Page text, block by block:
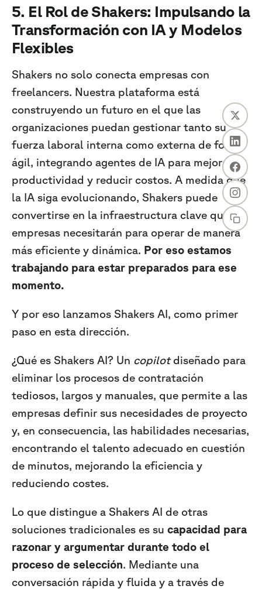
5. El Rol de Shakers: Impulsando la
Transformación con IA y Modelos
Flexibles
Shakers no solo conecta empresas con
freelancers. Nuestra plataforma está
construyendo un futuro en el que las
organizaciones puedan gestionar tanto su
fuerza laboral interna como externa de forma
ágil, integrando agentes de IA para mejorar la
productividad y reducir costos. A medida que
la IA siga evolucionando, Shakers puede
convertirse en la infraestructura clave que las
empresas necesitarán para operar de manera
más eficiente y dinámica. Por eso estamos
trabajando para estar preparados para ese
momento.
Y por eso lanzamos Shakers AI, como primer
paso en esta dirección.
¿Qué es Shakers AI? Un copilotdiseñado para
eliminar los procesos de contratación
tediosos, largos y manuales, que permite a las
empresas definir sus necesidades de proyecto
y, en consecuencia, las habilidades necesarias,
encontrando el talento adecuado en cuestión
de minutos, mejorando la eficiencia y
reduciendo costes.
Lo que distingue a Shakers AI de otras
soluciones tradicionales es su capacidad para
razonar y argumentar durante todo el
proceso de selección. Mediante una
conversación rápida y fluida y a través de